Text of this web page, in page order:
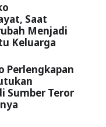
Saat
Menjadi
Keluarga
Perlengkapan
Sumber Teror